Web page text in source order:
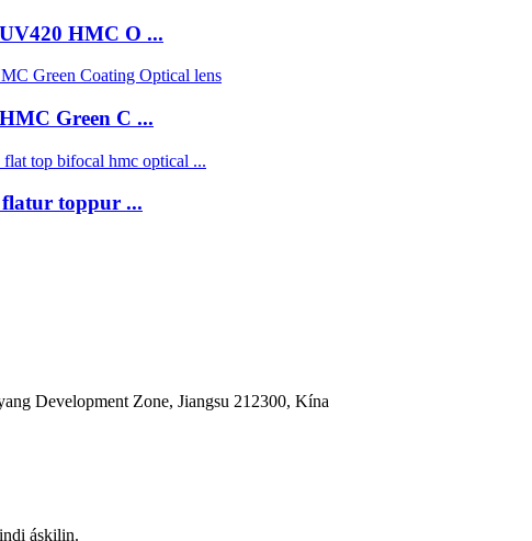
HMC O ...
Green C ...
toppur ...
Development Zone, Jiangsu 212300, Kína
áskilin.